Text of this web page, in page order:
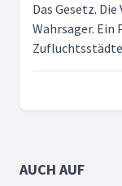
Das Gesetz.
Wahrsager. Ein
AUCH AUF